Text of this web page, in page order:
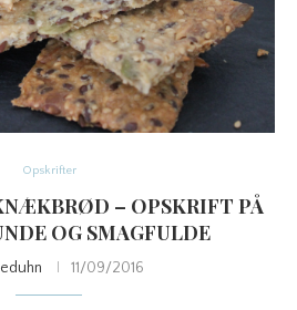
Opskrifter
– OPSKRIFT PÅ
OG SMAGFULDE
11/09/2016